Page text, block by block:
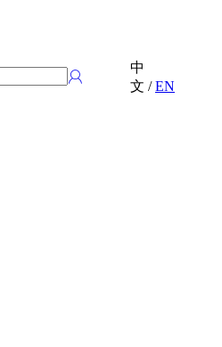
中
文 /EN